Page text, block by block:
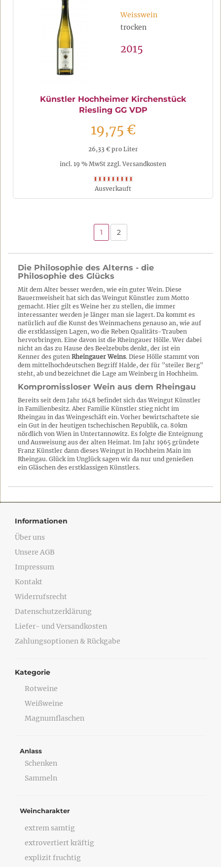
Weisswein
trocken
2015
Künstler Hochheimer Kirchenstück
Riesling GG VDP
19,75 €
26,33 € pro Liter
incl. 19 % MwSt zzgl. Versandkosten
Ausverkauft
1 2
Die Philosophie des Alterns - die
Philosophie des Glücks
Mit dem Alter besser werden, wie ein guter Wein. Diese
Bauernweisheit hat sich das Weingut Künstler zum Motto
gemacht. Hier gilt es Weine her zu stellen, die immer
interessanter werden je länger man sie lagert. Da kommt es
natürlich auf die Kunst des Weinmachens genauso an, wie auf
die erstklassigen Lagen, wo die Reben Qualitäts-Trauben
hervorbringen. Eine davon ist die Rheingauer Hölle. Wer dabei
nicht an das zu Hause des Beelzebubs denkt, der ist ein
Kenner des guten Rheingauer Weins. Diese Hölle stammt von
dem mittelhochdeutschen Begriff Halde, der für "steiler Berg"
steht, ab und bezeichnet die Lage am Weinberg in Hochheim.
Kompromissloser Wein aus dem Rheingau
Bereits seit dem Jahr 1648 befindet sich das Weingut Künstler
in Familienbesitz. Aber Familie Künstler stieg nicht im
Rheingau in das Weingeschäft ein. Vorher bewirtschaftete sie
ein Gut in der heutigen tschechischen Republik, ca. 80km
nördlich von Wien in Untertannowitz. Es folgte die Enteignung
und Ausweisung aus der alten Heimat. Im Jahr 1965 gründete
Franz Künstler dann dieses Weingut in Hochheim Main im
Rheingau. Glück im Unglück sagen wir da nur und genießen
ein Gläschen des erstklassigen Künstlers.
Informationen
Über uns
Unsere AGB
Impressum
Kontakt
Widerrufsrecht
Datenschutzerklärung
Liefer- und Versandkosten
Zahlungsoptionen & Rückgabe
Kategorie
Rotweine
Weißweine
Magnumflaschen
Anlass
Schenken
Sammeln
Weincharakter
extrem samtig
extrovertiert kräftig
explizit fruchtig